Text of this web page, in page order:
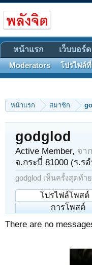
หน้าแรก สมาชิก
godglod
Active Member, จาก
จ.กระบี่ 81000 (ร.ร
godglod เห็นครั้งสุดท้า
โปรไฟล์โพสต์
การโพสต์
There are no
หน้าแรก เว็บบอร์ด
Moderators โปรไฟล์